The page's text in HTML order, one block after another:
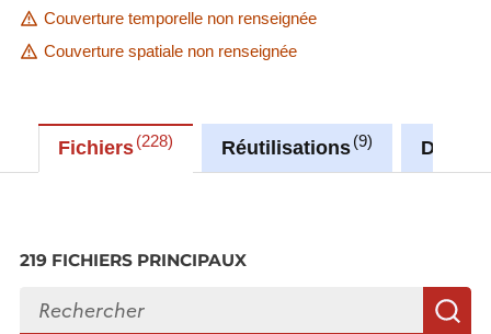
Couverture temporelle non renseignée
Couverture spatiale non renseignée
Fichiers 228 Réutilisations 9
219 FICHIERS PRINCIPAUX
Rechercher des fichiers